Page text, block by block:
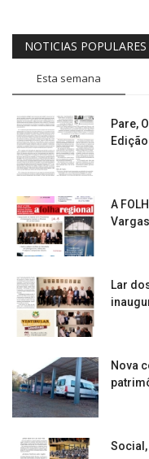
NOTICIAS POPULARES
Esta semana
Pare,
A
Lar
Nova